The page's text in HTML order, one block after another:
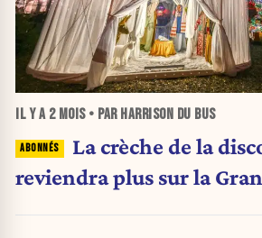
IL Y A 2 MOIS• PAR HARRISON DU BUS
La crèche de la
reviendra plus sur la